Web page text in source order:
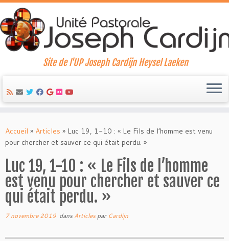
to
content
Site de l'UP Joseph Cardijn Heysel Laeken
Accueil » Articles » Luc 19, 1-10 : « Le Fils de l’homme est venu
pour chercher et sauver ce qui était perdu. »
Luc 19, 1-10 : « Le Fils de l’homme
est venu pour chercher et sauver ce
qui était perdu. »
7 novembre 2019 dans Articles par Cardijn